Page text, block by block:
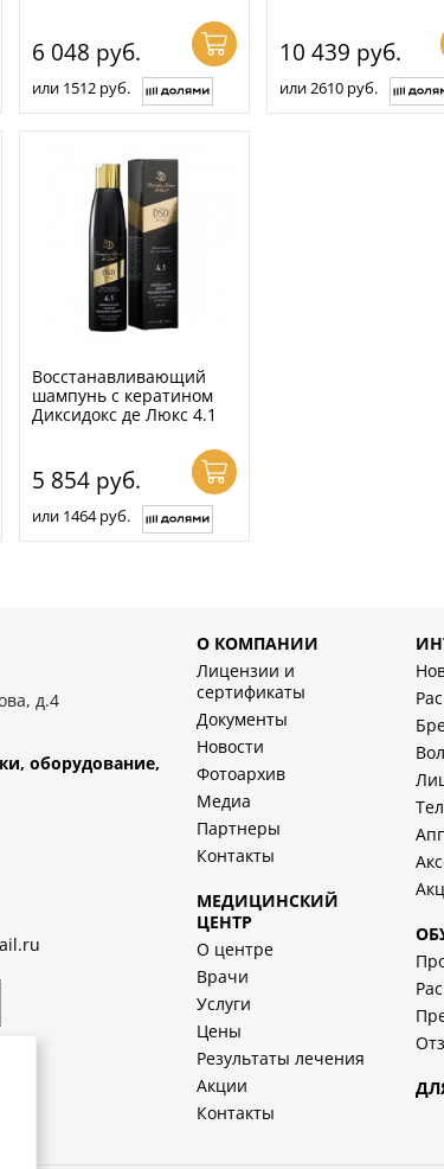
6 048 руб.
или 1512 руб.
10 439 руб.
или 2610 руб.
Восстанавливающий
шампунь с кератином
Диксидокс де Люкс 4.1
5 854 руб.
или 1464 руб.
д.4
оборудование,
О КОМПАНИИ
Лицензии и
сертификаты
Документы
Новости
Фотоархив
Медиа
Партнеры
Контакты
МЕДИЦИНСКИЙ
ЦЕНТР
О центре
Врачи
Услуги
Цены
Результаты лечения
Акции
Контакты